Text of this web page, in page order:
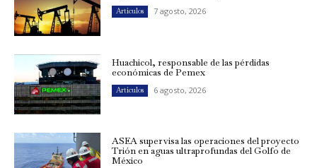
Artículos 7 agosto, 2026
Huachicol, responsable de las pérdidas
económicas de Pemex
Artículos 6 agosto, 2026
ASEA supervisa las operaciones del proyecto
Trión en aguas ultraprofundas del Golfo de
México